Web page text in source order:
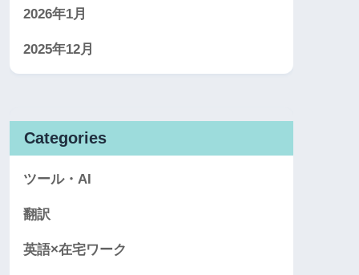
2026年1月
2025年12月
Categories
ツール・AI
翻訳
英語×在宅ワーク